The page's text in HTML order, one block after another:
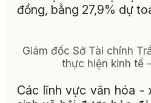
đồng, bằng 27,9% dự
Giám đốc Sở Tài chính
thực hiện kinh tế
Các lĩnh vực văn hóa -